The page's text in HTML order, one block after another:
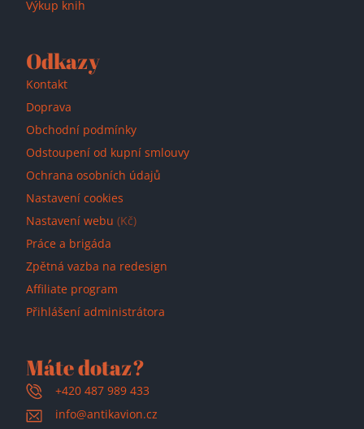
Výkup knih
Odkazy
Kontakt
Doprava
Obchodní podmínky
Odstoupení od kupní smlouvy
Ochrana osobních údajů
Nastavení cookies
Nastavení webu (Kč)
Práce a brigáda
Zpětná vazba na redesign
Affiliate program
Přihlášení administrátora
Máte dotaz?
+420 487 989 433
info@antikavion.cz